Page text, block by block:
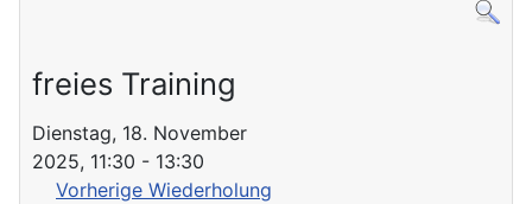
freies Training
Dienstag, 18. November
2025, 11:30 - 13:30
Vorherige Wiederholung